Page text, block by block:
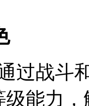
过战斗
级能力